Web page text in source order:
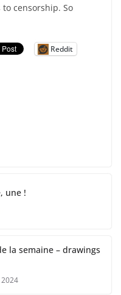
censorship. So
Reddit
une !
la semaine – drawings